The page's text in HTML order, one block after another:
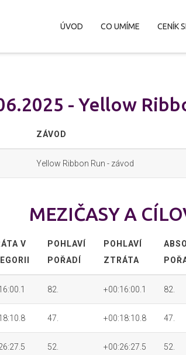
ÚVOD CO UMÍME CENÍK
- Yellow
ZÁVOD
Yellow Ribbon Run - závod
MEZIČASY A
V
POHLAVÍ
POŘADÍ
POHLAVÍ
ZTRÁTA
82. +00:16:00.1 82.
47. +00:18:10.8 47.
52. +00:26:27.5 52.